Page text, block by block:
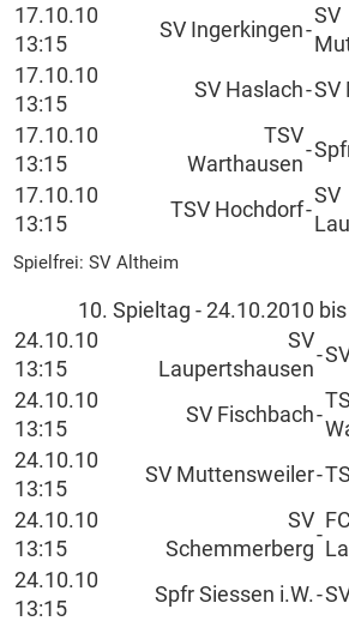
17.10.10
13:15
SV Ingerkingen-
SV
17.10.10
13:15
SV Haslach-SV
17.10.10
13:15
TSV
Warthausen
-
17.10.10
13:15
TSV Hochdorf-
SV
Spielfrei: SV Altheim
10. Spieltag - 24.10.2010
24.10.10
13:15
SV
Laupertshausen
-
24.10.10
13:15
SV Fischbach-
24.10.10
13:15
SV Muttensweiler-
24.10.10
13:15
SV
Schemmerberg
-
24.10.10
13:15
Spfr Siessen i.W.-